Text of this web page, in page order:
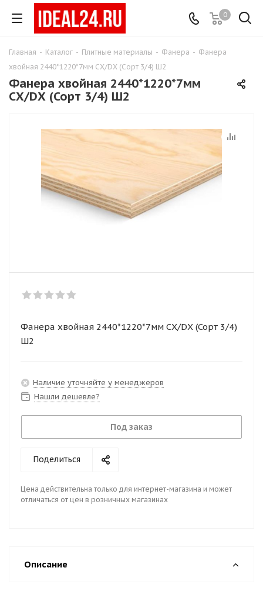
0
Главная - Каталог - Плитные материалы - Фанера - Фанера
хвойная 2440*1220*7мм СХ/DХ (Сорт 3/4) Ш2
Фанера хвойная 2440*1220*7мм
СХ/DХ (Сорт 3/4) Ш2
Фанера хвойная 2440*1220*7мм СХ/DХ (Сорт 3/4)
Ш2
Наличие уточняйте у менеджеров
Нашли дешевле?
Под заказ
Поделиться
Цена действительна только для интернет-магазина и может
отличаться от цен в розничных магазинах
Описание